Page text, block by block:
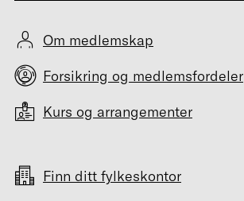
Om medlemskap
Forsikring og medlemsfordeler
Kurs og arrangementer
Finn ditt fylkeskontor